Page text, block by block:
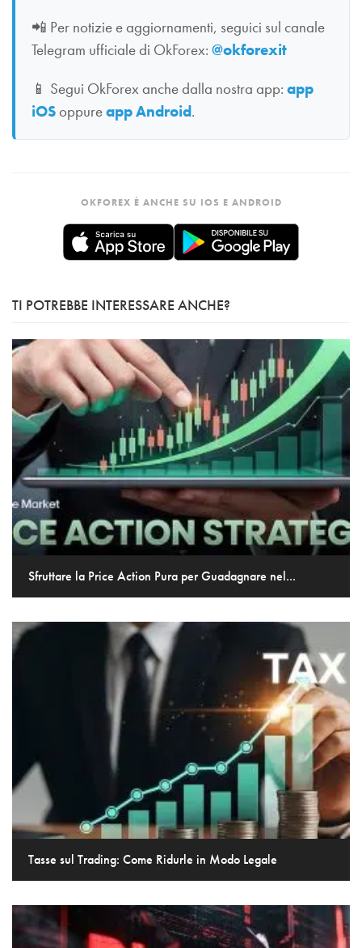
📲 Per notizie e aggiornamenti, seguici sul canale
Telegram ufficiale di OkForex: @okforexit
📱 Segui OkForex anche dalla nostra app: app
iOSoppureapp Android.
OKFOREX È ANCHE SU IOS E ANDROID
TI POTREBBE INTERESSARE ANCHE?
Sfruttare la Price Action Pura per Guadagnare nel...
Tasse sul Trading: Come Ridurle in Modo Legale